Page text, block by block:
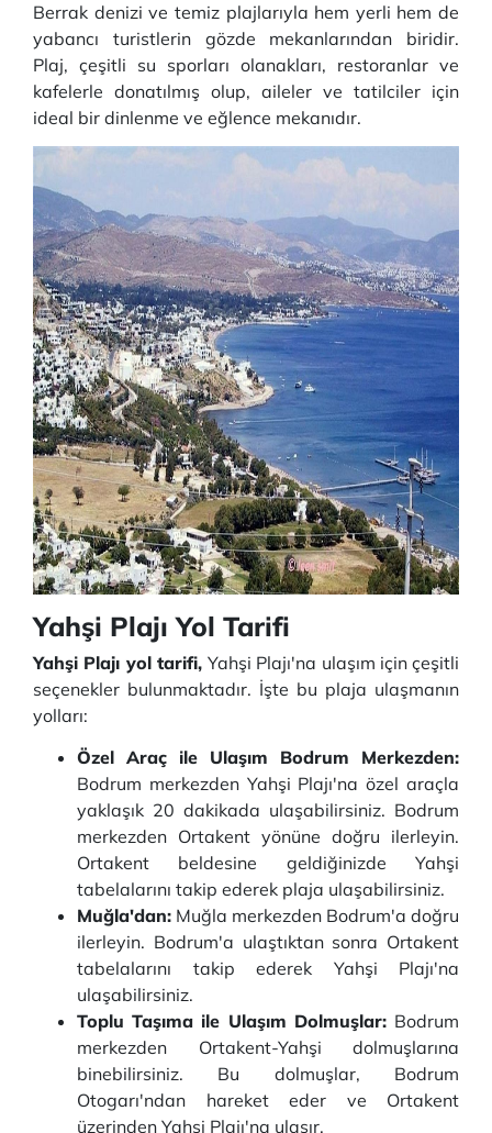
Berrak denizi ve temiz plajlarıyla hem yerli hem de
yabancı turistlerin gözde mekanlarından biridir.
Plaj, çeşitli su sporları olanakları, restoranlar ve
kafelerle donatılmış olup, aileler ve tatilciler için
ideal bir dinlenme ve eğlence mekanıdır.
Yahşi Plajı Yol Tarifi
Yahşi Plajı yol tarifi, Yahşi Plajı'na ulaşım için çeşitli
seçenekler bulunmaktadır. İşte bu plaja ulaşmanın
yolları:
Özel Araç ile Ulaşım Bodrum Merkezden:
Bodrum merkezden Yahşi Plajı'na özel araçla
yaklaşık 20 dakikada ulaşabilirsiniz. Bodrum
merkezden Ortakent yönüne doğru ilerleyin.
Ortakent beldesine geldiğinizde Yahşi
tabelalarını takip ederek plaja ulaşabilirsiniz.
Muğla'dan: Muğla merkezden Bodrum'a doğru
ilerleyin. Bodrum'a ulaştıktan sonra Ortakent
tabelalarını takip ederek Yahşi Plajı'na
ulaşabilirsiniz.
Toplu Taşıma ile Ulaşım Dolmuşlar: Bodrum
merkezden Ortakent-Yahşi dolmuşlarına
binebilirsiniz. Bu dolmuşlar, Bodrum
Otogarı'ndan hareket eder ve Ortakent
üzerinden Yahşi Plajı'na ulaşır.